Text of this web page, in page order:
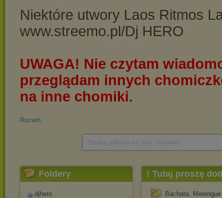
Rozwiń
Foldery
djhero
! Tutaj proszę
Bachata,